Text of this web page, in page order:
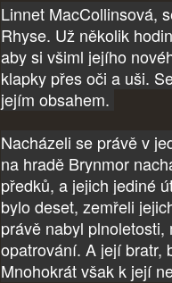
Linnet MacCollinsová,
Rhyse. Už několik
aby si všiml jejího
klapky přes oči a uši.
jejím obsahem.
Nacházeli se právě v
na hradě Brynmor
předků, a jejich jediné
bylo deset, zemřeli
právě nabyl
opatrování. A její bratr,
Mnohokrát však k její